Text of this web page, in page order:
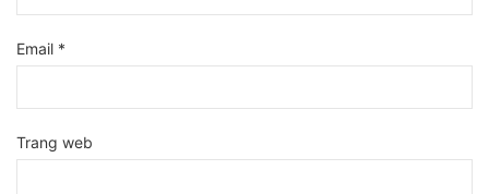
Email *
Trang web